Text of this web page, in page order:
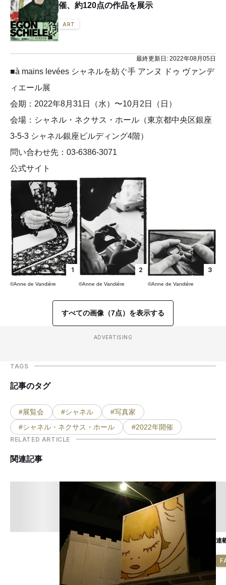
催、約120点の作品を展示
ART
最終更新日: 2022年08月05日
■à mains levées シャネルを紡ぐ手 アンヌ ドゥ ヴァンデ
ィエール展
会期：2022年8月31日（水）〜10月2日（日）
会場：シャネル・ネクサス・ホール（東京都中央区銀座
3-5-3 シャネル銀座ビルディング4階）
問い合わせ先：03-6386-3071
公式サイト
1
©Anne de Vandière
2
©Anne de Vandière
3
©Anne de Vandière
すべての画像（7点）を表示する
ADVERTISING
TAGS
記事のタグ
#展覧会 #シャネル
#写真家
#シャネル・ネクサス・ホール
#2022年開催
RELATED ARTICLE
関連記事
連